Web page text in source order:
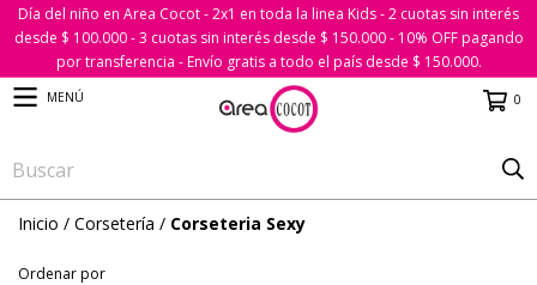
Día del niño en Area Cocot - 2x1 en toda la linea Kids - 2 cuotas sin interés
desde $ 100.000 - 3 cuotas sin interés desde $ 150.000 - 10% OFF pagando
por transferencia - Envío gratis a todo el país desde $ 150.000.
MENÚ 0
Inicio / Corsetería / Corseteria Sexy
Ordenar por